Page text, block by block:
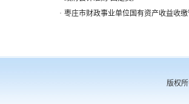
· 枣庄市财政事业单位国有资产收益收
版权